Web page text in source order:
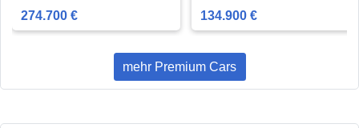
274.700 € 134.900 €
mehr Premium Cars